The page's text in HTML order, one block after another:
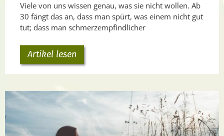
Viele von uns wissen genau, was sie nicht wollen. Ab
30 fängt das an, dass man spürt, was einem nicht gut
tut; dass man schmerzempfindlicher
Artikel lesen